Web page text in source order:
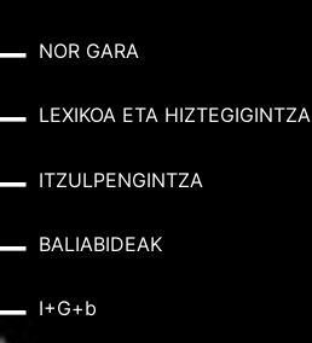
NOR GARA
LEXIKOA ETA HIZTEGIGINTZA
ITZULPENGINTZA
BALIABIDEAK
I+G+b